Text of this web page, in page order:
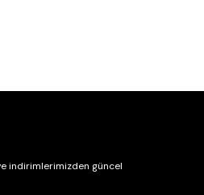
indirimlerimizden güncel